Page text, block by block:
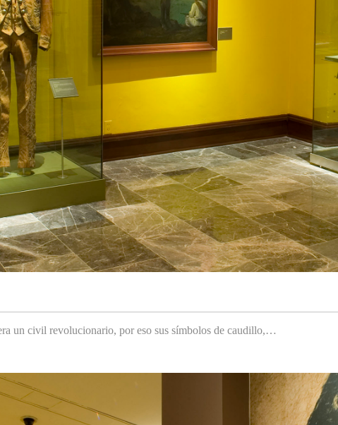
un civil revolucionario, por eso sus símbolos de caudillo,…